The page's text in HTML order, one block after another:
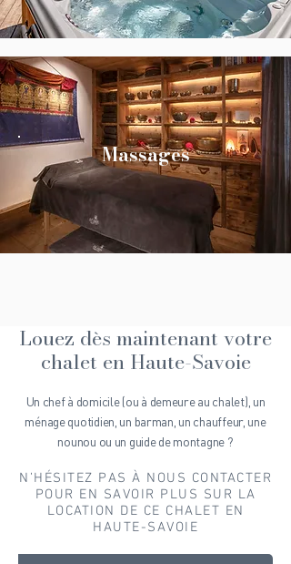
Massages
Louez dès maintenant votre
chalet en Haute-Savoie
Un chef à domicile (ou à demeure au chalet), un
ménage quotidien, un barman, un chauffeur, une
nounou ou un guide de montagne ?
N’HÉSITEZ PAS À NOUS CONTACTER
POUR EN SAVOIR PLUS SUR LA
LOCATION DE CE CHALET EN
HAUTE-SAVOIE